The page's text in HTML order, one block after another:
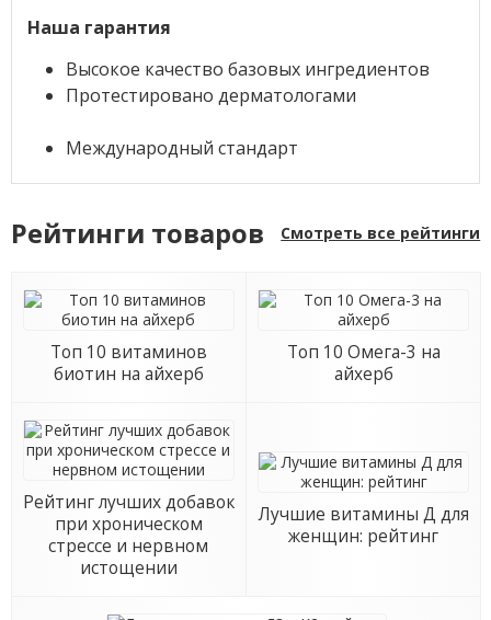
Наша гарантия
Высокое качество базовых ингредиентов
Протестировано дерматологами
Международный стандарт
Рейтинги товаров Смотреть все рейтинги
Топ 10 витаминов
биотин на айхерб
Топ 10 Омега-3 на
айхерб
Рейтинг лучших добавок
при хроническом
стрессе и нервном
истощении
Лучшие витамины Д для
женщин: рейтинг